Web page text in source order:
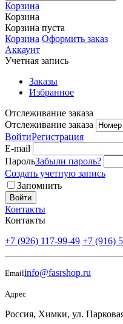
Корзина
Корзина
Корзина пуста
Корзина Оформить заказ
Аккаунт
Учетная запись
Заказы
Избранное
Отслеживание заказа
Отслеживание заказа
ВойтиРегистрация
E-mail
ПарольЗабыли пароль?
Создать учетную запись
Запомнить
Войти
Контакты
Контакты
+7 (926) 117-99-49 +7 (916)
Emailinfo@fasrshop.ru
Адрес
Россия, Химки, ул.